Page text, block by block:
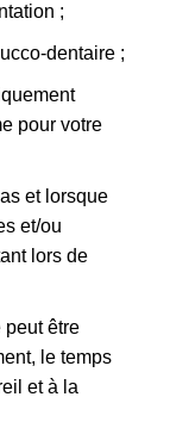
;
dentaire ;
pour votre
et lorsque
et/ou
lors de
peut être
le temps
et à la